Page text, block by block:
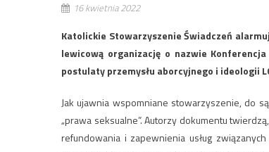
16 kwietnia 2022
Katolickie Stowarzyszenie Świadczeń
lewicową organizację o nazwie
postulaty przemysłu aborcyjnego i ideologii
Jak ujawnia wspomniane stowarzyszenie, do
„prawa seksualne”. Autorzy dokumentu
refundowania i zapewnienia usług